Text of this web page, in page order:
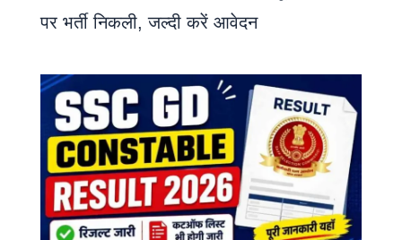
पर भर्ती निकली, जल्दी करें आवेदन